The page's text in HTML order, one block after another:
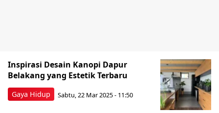
Gaya Hidup
Inspirasi Desain Kanopi Dapur
Belakang yang Estetik Terbaru
Sabtu, 22 Mar 2025 - 11:50